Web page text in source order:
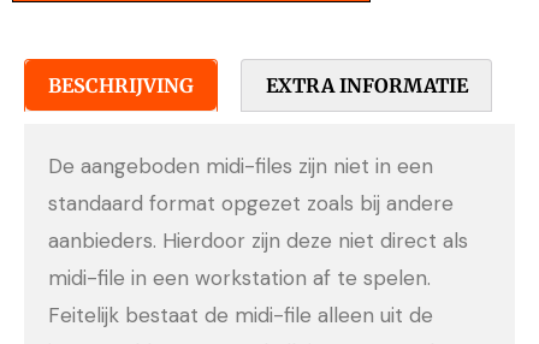
BESCHRIJVING EXTRA INFORMATIE
De aangeboden midi-files zijn niet in een
standaard format opgezet zoals bij andere
aanbieders. Hierdoor zijn deze niet direct als
midi-file in een workstation af te spelen.
Feitelijk bestaat de midi-file alleen uit de